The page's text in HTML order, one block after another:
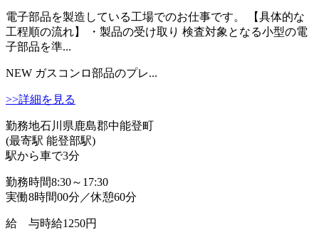
電子部品を製造している工場でのお仕事です。 【具体的な
工程順の流れ】 ・製品の受け取り 検査対象となる小型の電
子部品を準...
NEW ガスコンロ部品のプレ...
>>詳細を見る
勤務地石川県鹿島郡中能登町
(最寄駅 能登部駅)
駅から車で3分
勤務時間8:30～17:30
実働8時間00分／休憩60分
給 与時給1250円